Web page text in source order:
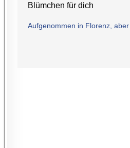
Blümchen für dich
Aufgenommen in Florenz,